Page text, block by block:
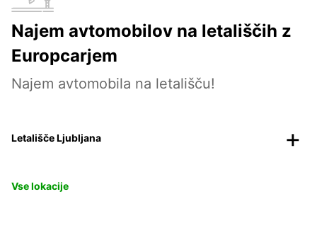
Najem avtomobilov na letališčih z
Europcarjem
Najem avtomobila na letališču!
Letališče Ljubljana
Vse lokacije